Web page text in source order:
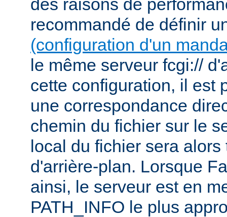
des raisons de
recommandé de définir
(configuration d'un
le même serveur fcgi://
cette configuration, il est
une correspondance
chemin du fichier sur le
local du fichier sera
d'arrière-plan. Lorsque
ainsi, le serveur est en
PATH_INFO le plus